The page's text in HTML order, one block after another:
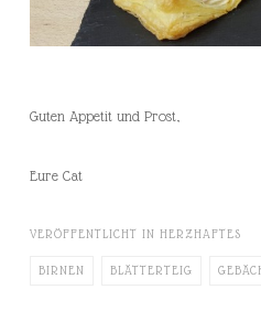
Guten Appetit und Prost,
Eure Cat
VERÖFFENTLICHT IN HERZHAFTES
BIRNEN BLÄTTERTEIG